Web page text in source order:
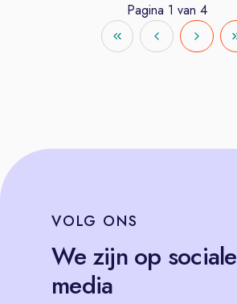
Pagina 1 van 4
VOLG ONS
We zijn op sociale
media